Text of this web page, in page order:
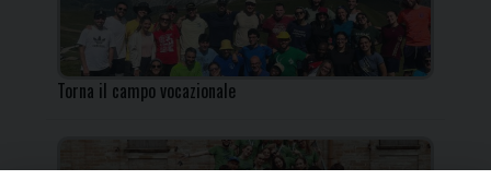
Torna il campo vocazionale